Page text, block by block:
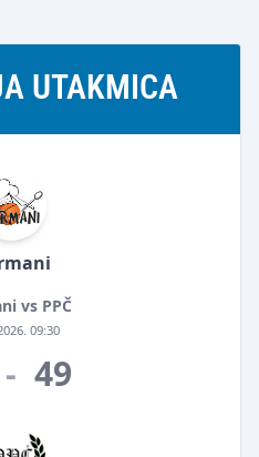
UTAKMICA
vs PPČ
09:30
- 49